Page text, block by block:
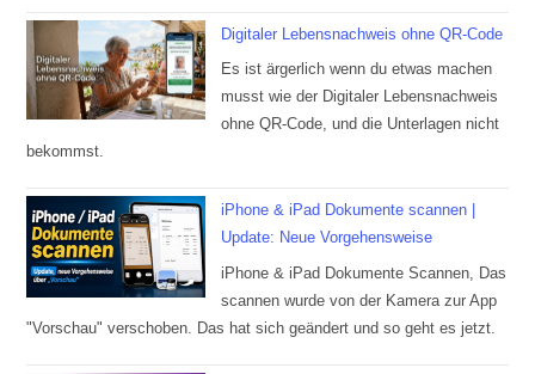
Digitaler Lebensnachweis ohne QR-Code
Es ist ärgerlich wenn du etwas machen
musst wie der Digitaler Lebensnachweis
ohne QR-Code, und die Unterlagen nicht
bekommst.
iPhone & iPad Dokumente scannen |
Update: Neue Vorgehensweise
iPhone & iPad Dokumente Scannen, Das
scannen wurde von der Kamera zur App
"Vorschau" verschoben. Das hat sich geändert und so geht es jetzt.